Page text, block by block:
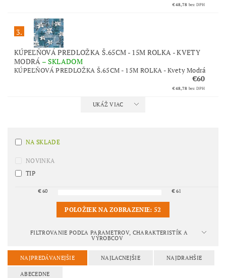
€48,78 bez DPH
3.
KÚPEĽŇOVÁ PREDLOŽKA Š.65CM - 15M ROLKA - KVETY
MODRÁ – SKLADOM
KÚPEĽŇOVÁ PREDLOŽKA Š.65CM - 15M ROLKA - Kvety Modrá
€60
€48,78 bez DPH
UKÁŽ VIAC
NA SKLADE
NOVINKA
TIP
€60 €61
POLOŽIEK NA ZOBRAZENIE:52
FILTROVANIE PODĽA PARAMETROV, CHARAKTERISTÍK A
VÝROBCOV
NAJPREDÁVANEJŠIE NAJLACNEJŠIE NAJDRAHŠIE
ABECEDNE